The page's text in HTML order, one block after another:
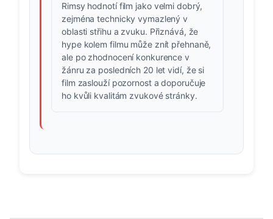
Rimsy hodnotí film jako velmi dobrý,
zejména technicky vymazlený v
oblasti střihu a zvuku. Přiznává, že
hype kolem filmu může znít přehnaně,
ale po zhodnocení konkurence v
žánru za posledních 20 let vidí, že si
film zaslouží pozornost a doporučuje
ho kvůli kvalitám zvukové stránky.